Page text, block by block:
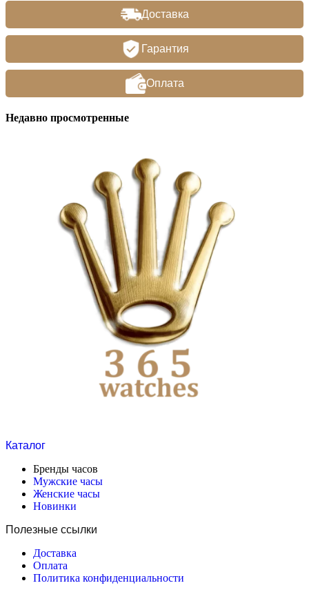
Доставка
Гарантия
Оплата
Недавно просмотренные
Каталог
Бренды часов
Мужские часы
Женские часы
Новинки
Полезные ссылки
Доставка
Оплата
Политика конфиденциальности